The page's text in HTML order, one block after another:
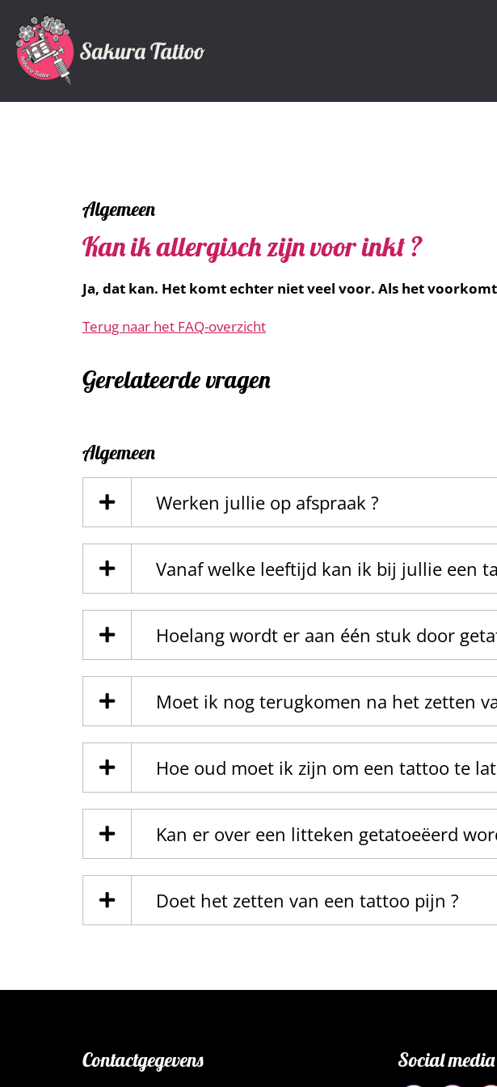
Algemeen
Kan ik allergisch zijn voor inkt ?
Ja, dat kan. Het komt echter niet veel voor. Als het
Terug naar het FAQ-overzicht
Gerelateerde vragen
Algemeen
Werken jullie op afspraak ?
Vanaf welke leeftijd kan ik bij jullie een
Hoelang wordt er aan één stuk door
Moet ik nog terugkomen na het zetten
Hoe oud moet ik zijn om een tattoo te
Kan er over een litteken getatoeëerd
Doet het zetten van een tattoo pijn ?
Contactgegevens Social media